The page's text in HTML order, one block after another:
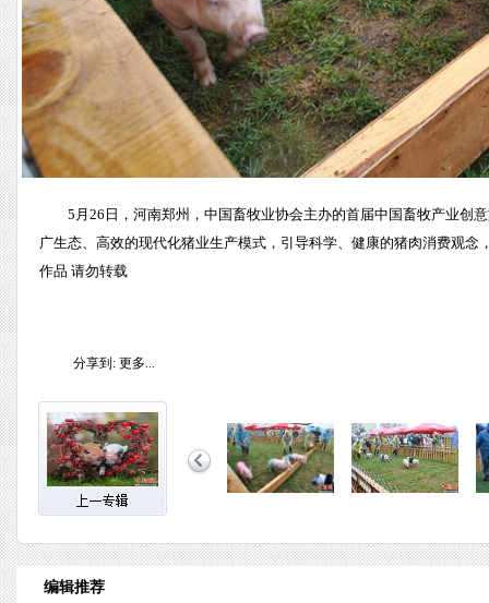
5月26日，河南郑州，中国畜牧业协会主办的首届中国畜牧产业创
广生态、高效的现代化猪业生产模式，引导科学、健康的猪肉消费观
作品 请勿转载
分享到: 更多...
编辑推荐